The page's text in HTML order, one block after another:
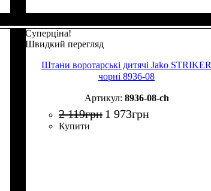
Суперціна!
Швидкий перегляд
Штани воротарські дитячі Jako STRIKER
чорні 8936-08
8936-08-ch
2 119грн 1 973грн
Купити